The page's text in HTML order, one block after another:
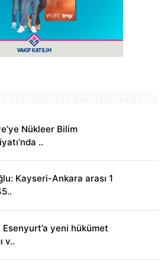
Nükleer Bilim
..
Kayseri-Ankara arası 1
yeni hükümet
v..